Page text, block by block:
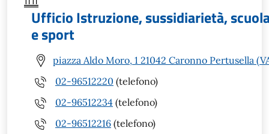
Ufficio Istruzione, sussidiarietà,
e sport
piazza Aldo Moro, 1 21042 Caronno Pertusella
02-96512220 (telefono)
02-96512234 (telefono)
02-96512216 (telefono)